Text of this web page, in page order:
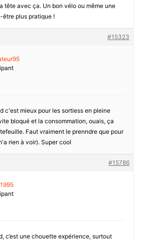
tête avec ça. Un bon vélo ou même une
être plus pratique !
#15323
c'est mieux pour les sortiess en pleine
bloqué et la consommation, ouais, ça
Faut vraiment le prenndre que pour
rien à voir). Super cool
#15786
c’est une chouette expérience, surtout